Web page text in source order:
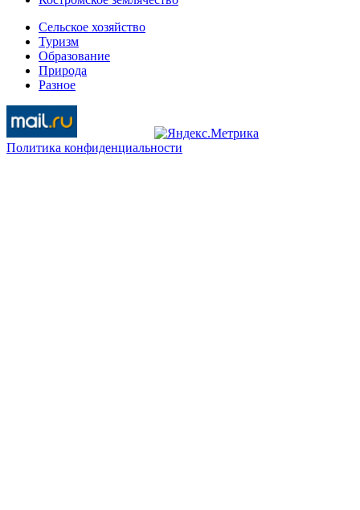
Сельское хозяйство
Туризм
Образование
Природа
Разное
Политика конфиденциальности